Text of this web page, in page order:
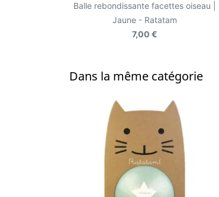
Balle rebondissante facettes oiseau |
Jaune - Ratatam
7,00 €
Dans la même catégorie